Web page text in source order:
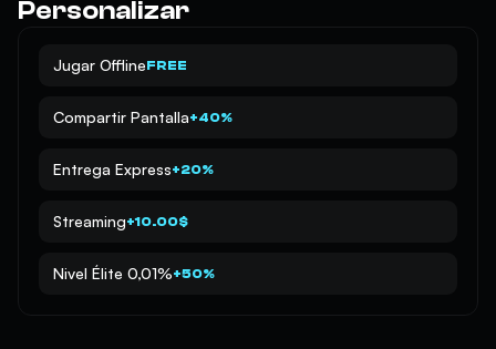
Personalizar
Jugar OfflineFREE
Compartir Pantalla+40%
Entrega Express+20%
Streaming+10.00$
Nivel Élite 0,01%+50%